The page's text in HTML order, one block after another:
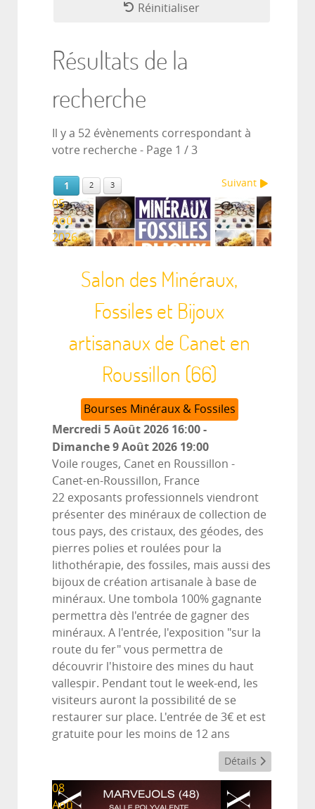
Réinitialiser
Résultats de la
recherche
Il y a 52 évènements correspondant à
votre recherche - Page 1 / 3
1 2 3 Suivant
05
Aoû
2026
Salon des Minéraux,
Fossiles et Bijoux
artisanaux de Canet en
Roussillon (66)
Bourses Minéraux & Fossiles
Mercredi 5 Août 2026 16:00-
Dimanche 9 Août 2026 19:00
Voile rouges, Canet en Roussillon -
Canet-en-Roussillon, France
22 exposants professionnels viendront
présenter des minéraux de collection de
tous pays, des cristaux, des géodes, des
pierres polies et roulées pour la
lithothérapie, des fossiles, mais aussi des
bijoux de création artisanale à base de
minéraux. Une tombola 100% gagnante
permettra dès l'entrée de gagner des
minéraux. A l'entrée, l'exposition "sur la
route du fer" vous permettra de
découvrir l'histoire des mines du haut
vallespir. Pendant tout le week-end, les
visiteurs auront la possibilité de se
restaurer sur place. L'entrée de 3€ et est
gratuite pour les moins de 12 ans
Détails
08
Aoû